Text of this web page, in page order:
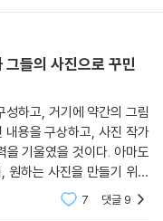
구쟁이도 있습니다.
대해 걱정을 하기도 하지
있습니다.
가구들, 마당의 고양이,
감싸주고 있습니다.
들의 사진으로 꾸민
하고, 거기에 약간의 그림
내용을 구상하고, 사진 작가
기울였을 것이다. 아마도
원하는 사진을 만들기 위해
의 상상력이 한 권의 책으
7 댓글 9